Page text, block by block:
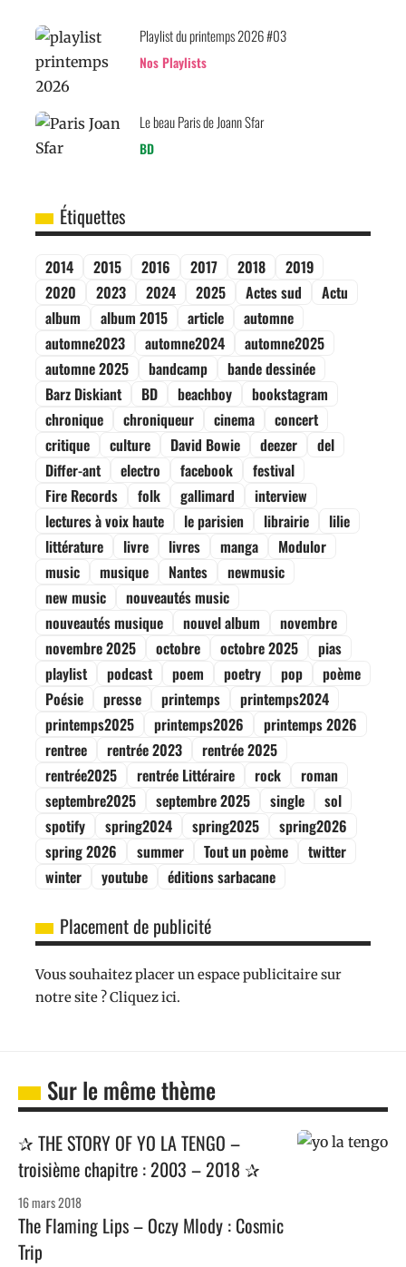
Playlist du printemps 2026 #03
Nos Playlists
Le beau Paris de Joann Sfar
BD
Étiquettes
2014 2015 2016 2017 2018
2019
2020
2023 2024 2025 Actes sud
Actu
album
album 2015 article
automne
automne2023
automne2024
automne2025
automne 2025
bandcamp
bande dessinée
Barz Diskiant
BD beachboy
bookstagram
chronique
chroniqueur cinema
concert
critique
culture David Bowie deezer
del
Differ-ant
electro facebook
festival
Fire Records
folk gallimard
interview
lectures à voix haute
le parisien librairie
lilie
littérature
livre livres manga
Modulor
music
musique Nantes
newmusic
new music
nouveautés music
nouveautés musique
nouvel album
novembre
novembre 2025
octobre octobre 2025
pias
playlist
podcast poem poetry pop
poème
Poésie
presse printemps
printemps2024
printemps2025
printemps2026
printemps 2026
rentree
rentrée 2023
rentrée 2025
rentrée2025
rentrée Littéraire rock
roman
septembre2025
septembre 2025 single
sol
spotify
spring2024 spring2025
spring2026
spring 2026
summer Tout un poème
twitter
winter
youtube éditions sarbacane
Placement de publicité
Vous souhaitez placer un espace publicitaire sur
notre site ? Cliquez ici.
Sur le même thème
✰ THE STORY OF YO LA TENGO –
troisième chapitre : 2003 – 2018 ✰
16 mars 2018
The Flaming Lips – Oczy Mlody : Cosmic
Trip